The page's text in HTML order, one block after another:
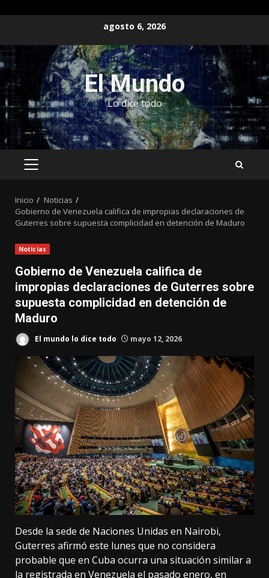
contenido
agosto 6, 2026
El Mundo
Lo dice todo
MENÚ
Inicio
Noticias
Gobierno de Venezuela califica de impropias declaraciones de
Guterres sobre supuesta complicidad en detención de Maduro
Noticias
Gobierno de Venezuela califica de
impropias declaraciones de Guterres sobre
supuesta complicidad en detención de
Maduro
El mundo lo dice todo mayo 12, 2026
Desde la sede de Naciones Unidas en Nairobi,
Guterres afirmó este lunes que no considera
probable que en Cuba ocurra una situación similar a
la registrada en Venezuela el pasado enero, en